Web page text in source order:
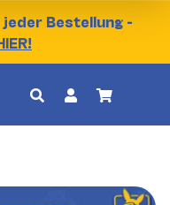
Bestellung -